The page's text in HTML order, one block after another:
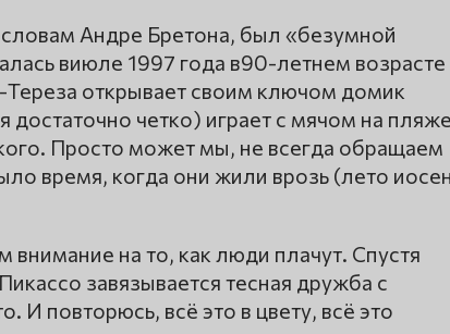
Андре Бретона, был «безумной
виюле 1997 года в90-летнем возрасте
открывает своим ключом домик
четко) играет с мячом на
Просто может мы, не всегда обращаем
время, когда они жили врозь (лето
на то, как люди плачут. Спустя
завязывается тесная дружба с
повторюсь, всё это в цвету, всё это